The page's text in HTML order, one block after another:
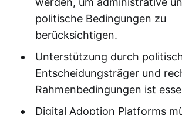
politische Bedingungen zu
berücksichtigen.
Unterstützung durch
Entscheidungsträger und
Rahmenbedingungen ist
Digital Adoption Platforms